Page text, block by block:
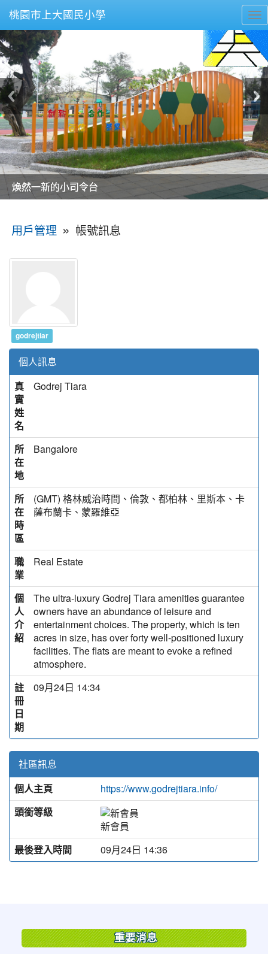
桃園市上大國民小學
美麗的操場是我們活力的來源
美麗的操場是我們活力的來源
煥然一新的小司令台
煥然一新的小司令台
富含桃園埤塘田園風光意象的中廊
富含桃園埤塘田園風光意象的中廊
嶄新的中庭廣場
嶄新的中庭廣場
水生池生生不息
水生池生生不息
用戶管理 » 帳號訊息
godrejtiar
個人訊息
真
實
姓
名
Godrej Tiara
所
在
地
Bangalore
所
在
時
區
(GMT) 格林威治時間、倫敦、都柏林、里斯本、卡
薩布蘭卡、蒙羅維亞
職
業
Real Estate
個
人
介
紹
The ultra-luxury Godrej Tiara amenities guarantee
owners have an abundance of leisure and
entertainment choices. The property, which is ten
acres in size, has over forty well-positioned luxury
facilities. The flats are meant to evoke a refined
atmosphere.
註
冊
日
期
09月24日 14:34
社區訊息
個人主頁
https://www.godrejtiara.info/
頭銜等級
新會員
最後登入時間
09月24日 14:36
重要消息